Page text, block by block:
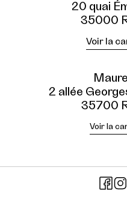
20 quai
35000
Voir la
2 allée
35700
Voir la